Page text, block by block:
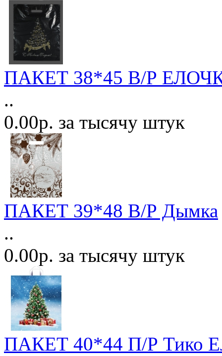
ПАКЕТ 38*45 В/Р
..
0.00р. за тысячу штук
ПАКЕТ 39*48 В/Р Дымка
..
0.00р. за тысячу штук
ПАКЕТ 40*44 П/Р Тико